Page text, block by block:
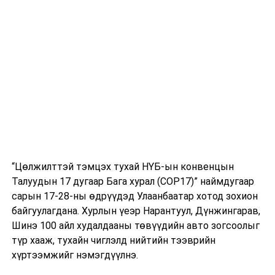
УИХ-ын ээлжит сонгуулиас эхлэн биеийн давхцахгүй
өгөгдөл буюу тухайн иргэн хурууны хээгээ
бүртгүүлж сонгуульд саналаа өгөх системийг
нэвтрүүлж эхэлсэн, уг системд өөрчлөлт орохгүй
гэв. Мөн иргэний засаг захиргааны нэг нэгжээс
нөгөө нэгжид шилжин суурьших хөдөлгөөнийг 2020
оны хоёрдугаар сарын 01-ний өдрөөс эхлэн зогсоож,
“Цөлжилттэй тэмцэх тухай НҮБ-ын конвенцын
Талуудын 17 дугаар Бага хурал (COP17)” наймдугаар
сарын 17-28-ны өдрүүдэд Улаанбаатар хотод зохион
байгуулагдана. Хурлын үеэр Нарантуул, Дүнжингарав,
Шинэ 100 айл худалдааны төвүүдийн авто зогсоолыг
түр хааж, тухайн чиглэлд нийтийн тээврийн
хүртээмжийг нэмэгдүүлнэ.